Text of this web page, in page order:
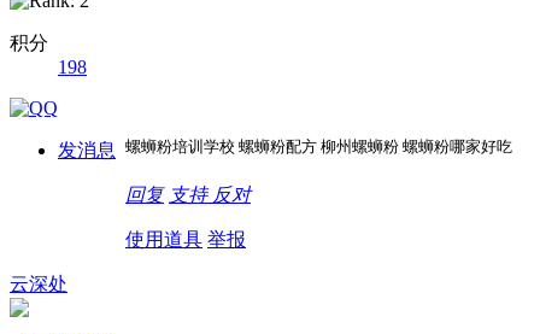
积分
198
发消息 螺蛳粉培训学校 螺蛳粉配方 柳州螺蛳粉 螺蛳粉哪家好吃
回复 支持 反对
使用道具 举报
云深处